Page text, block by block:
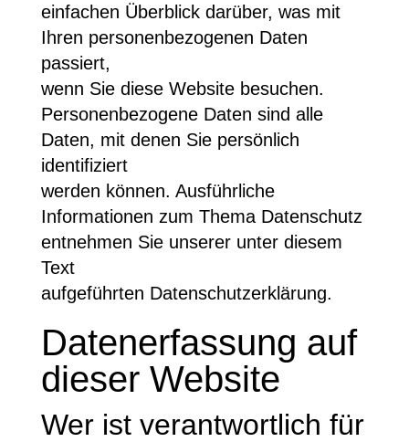
einfachen Überblick darüber, was mit
Ihren personenbezogenen Daten
passiert,
wenn Sie diese Website besuchen.
Personenbezogene Daten sind alle
Daten, mit denen Sie persönlich
identifiziert
werden können. Ausführliche
Informationen zum Thema Datenschutz
entnehmen Sie unserer unter diesem
Text
aufgeführten Datenschutzerklärung.
Datenerfassung auf
dieser Website
Wer ist verantwortlich für